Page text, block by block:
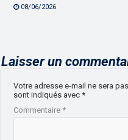
08/06/2026
Laisser un
Votre adresse e-mail ne sera
sont indiqués avec*
Commentaire*